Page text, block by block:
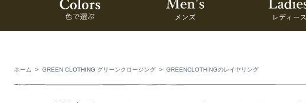
ホーム > GREEN CLOTHING グリーンクロージング > GREENCLOTHINGのレイヤリング